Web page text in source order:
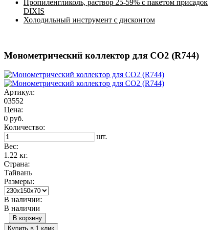
Пропиленгликоль, раствор 25-59% с пакетом присадок
DIXIS
Холодильный инструмент с дисконтом
Монометрический коллектор для CO2 (R744)
Артикул:
03552
Цена:
0 руб.
Количество:
шт.
Вес:
1.22 кг.
Страна:
Тайвань
Размеры:
В наличии:
В наличии
В корзину
Купить в 1 клик